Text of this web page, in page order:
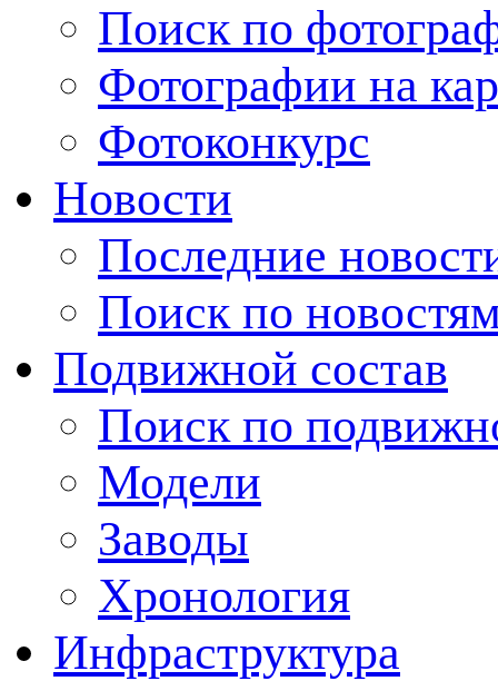
Поиск по
Фотографии на
Фотоконкурс
Новости
Последние
Поиск по
Подвижной состав
Поиск по
Модели
Заводы
Хронология
Инфраструктура